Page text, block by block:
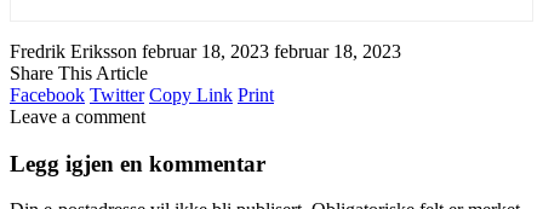
Fredrik Eriksson februar 18, 2023 februar 18, 2023
Share This Article
Facebook Twitter Copy Link Print
Leave a comment
Legg igjen en kommentar